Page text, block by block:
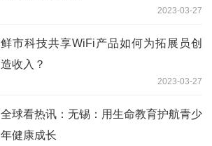
2023-03-27
鲜市科技共享WiFi产品如何为拓展员创
造收入？
2023-03-27
全球看热讯：无锡：用生命教育护航青少
年健康成长